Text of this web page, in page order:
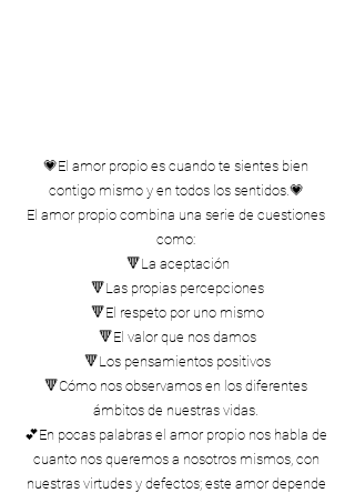
💗El amor propio es cuando te sientes bien
contigo mismo y en todos los sentidos.💗
El amor propio combina una serie de cuestiones
como:
🔻La aceptación
🔻Las propias percepciones
🔻El respeto por uno mismo
🔻El valor que nos damos
🔻Los pensamientos positivos
🔻Cómo nos observamos en los diferentes
ámbitos de nuestras vidas.
💕En pocas palabras el amor propio nos habla de
cuanto nos queremos a nosotros mismos, con
nuestras virtudes y defectos; este amor depende